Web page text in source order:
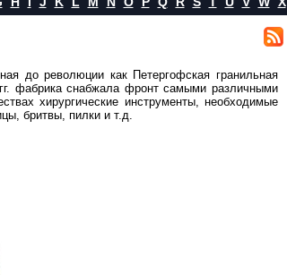
до революции как Петергофская гранильная
фабрика снабжала фронт самыми различными
хирургические инструменты, необходимые
бритвы, пилки и т.д.